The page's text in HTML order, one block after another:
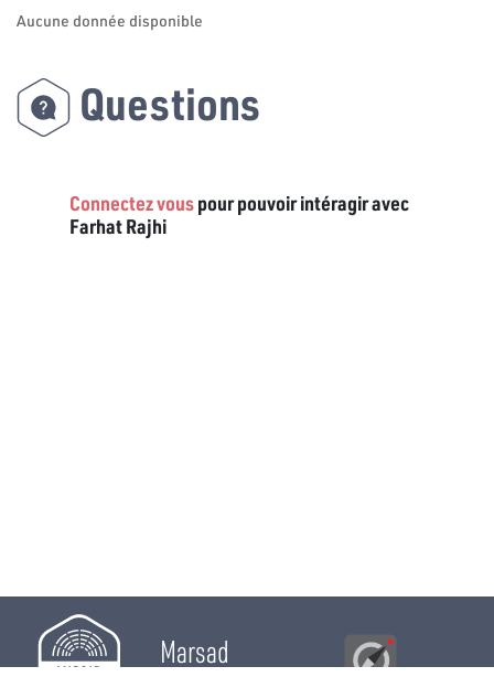
Aucune donnée disponible
Questions
Connectez vouspour pouvoir intéragir avec
Farhat Rajhi
Marsad